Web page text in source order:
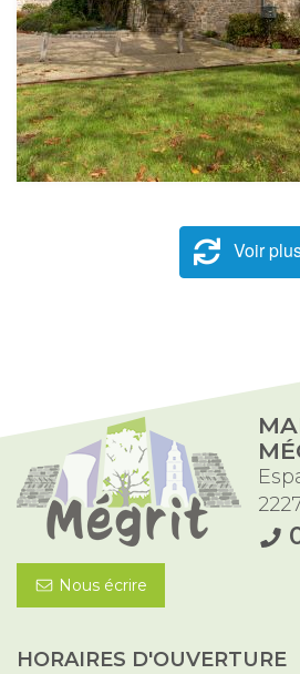
Voir
Nous écrire
HORAIRES D'OUVERTURE